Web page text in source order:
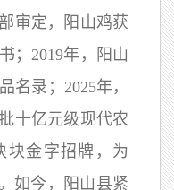
审定，阳山鸡获
；2019年，阳山
名录；2025年，
十亿元级现代农
金字招牌，为
如今，阳山县紧